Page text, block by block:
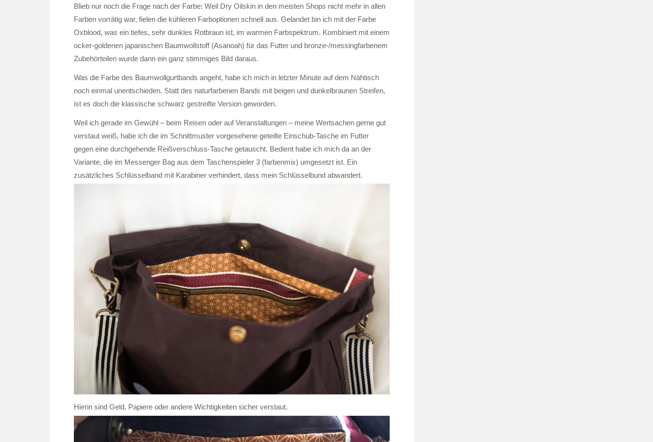
Blieb nur noch die Frage nach der Farbe: Weil Dry Oilskin in den meisten Shops nicht mehr in allen
Farben vorrätig war, fielen die kühleren Farboptionen schnell aus. Gelandet bin ich mit der Farbe
Oxblood, was ein tiefes, sehr dunkles Rotbraun ist, im warmen Farbspektrum. Kombiniert mit einem
ocker-goldenen japanischen Baumwollstoff (Asanoah) für das Futter und bronze-/messingfarbenem
Zubehörteilen wurde dann ein ganz stimmiges Bild daraus.
Was die Farbe des Baumwollgurtbands angeht, habe ich mich in letzter Minute auf dem Nähtisch
noch einmal unentschieden. Statt des naturfarbenen Bands mit beigen und dunkelbraunen Streifen,
ist es doch die klassische schwarz gestreifte Version geworden.
Weil ich gerade im Gewühl – beim Reisen oder auf Veranstaltungen – meine Wertsachen gerne gut
verstaut weiß, habe ich die im Schnittmuster vorgesehene geteilte Einschub-Tasche im Futter
gegen eine durchgehende Reißverschluss-Tasche getauscht. Bedient habe ich mich da an der
Variante, die im Messenger Bag aus dem Taschenspieler 3 (farbenmix) umgesetzt ist. Ein
zusätzliches Schlüsselband mit Karabiner verhindert, dass mein Schlüsselbund abwandert.
Hierin sind Geld, Papiere oder andere Wichtigkeiten sicher verstaut.